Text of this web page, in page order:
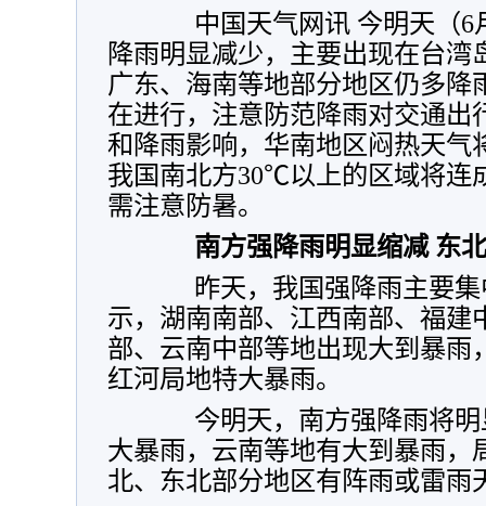
中国天气网讯 今明天（6
降雨明显减少，主要出现在台湾
广东、海南等地部分地区仍多降
在进行，注意防范降雨对交通出
和降雨影响，华南地区闷热天气
我国南北方30℃以上的区域将连
需注意防暑。
南方强降雨明显缩减 东
昨天，我国强降雨主要集
示， 湖南南部、江西南部、福建
部、云南中部等地出现大到暴雨
红河局地特大暴雨。
今明天，南方强降雨将明
大暴雨，云南等地有大到暴雨，
北、东北部分地区有阵雨或雷雨